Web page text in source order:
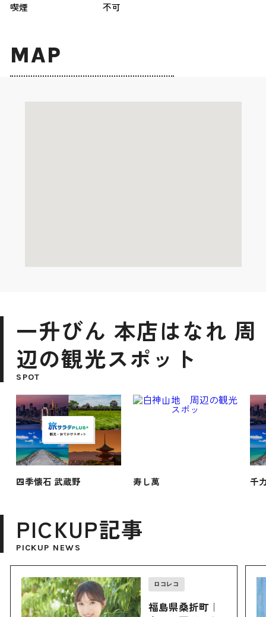
喫煙 不可
MAP
一升びん 本店はなれ 周
辺の観光スポット
SPOT
四季懐石 武蔵野 寿し萬 千
PICKUP記事
PICKUP NEWS
ロコレコ
福島県桑折町｜